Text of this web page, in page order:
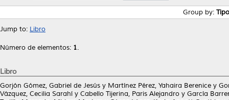
Group by:
Jump to: Libro
Número de elementos: 1.
Libro
Gorjón Gómez, Gabriel de Jesús y Martínez Pérez, Yahaira Berenice y
Vázquez, Cecilia Sarahí y Cabello Tijerina, Paris Alejandro y García